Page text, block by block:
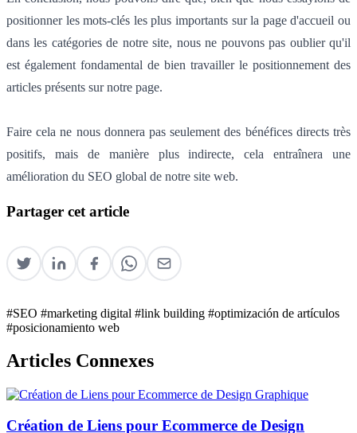
positionner les mots-clés les plus importants sur la page d'accueil ou
dans les catégories de notre site, nous ne pouvons pas oublier qu'il
est également fondamental de bien travailler le positionnement des
articles présents sur notre page.
Faire cela ne nous donnera pas seulement des bénéfices directs très
positifs, mais de manière plus indirecte, cela entraînera une
amélioration du SEO global de notre site web.
Partager cet article
#SEO #marketing digital #link building #optimización de artículos
#posicionamiento web
Articles Connexes
Création de Liens pour Ecommerce de Design